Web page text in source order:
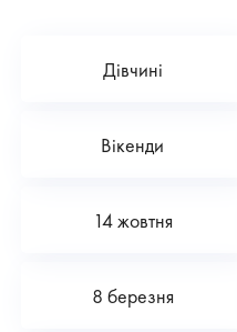
Дівчині
Вікенди
14 жовтня
8 березня